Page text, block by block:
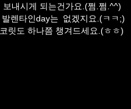
내시게 되는건가요.(쩜.쩜.^^)
렌타인day는 없겠지요.(ㅋㅋ;)
릿도 하나쯤 챙겨드세요.(ㅎㅎ)